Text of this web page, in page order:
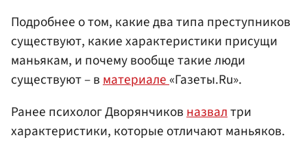
Подробнее о том, какие два типа преступников
существуют, какие характеристики присущи
маньякам, и почему вообще такие люди
существуют – вматериале«Газеты.Ru».
Ранее психолог Дворянчиковназвалтри
характеристики, которые отличают маньяков.